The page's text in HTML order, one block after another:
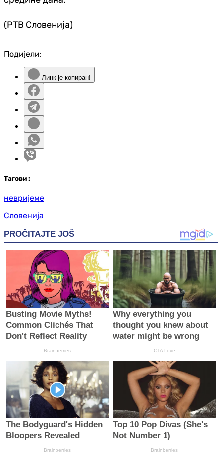
(РТВ Словенија)
Подијели:
Линк је копиран!
Тагови :
невријеме
Словенија